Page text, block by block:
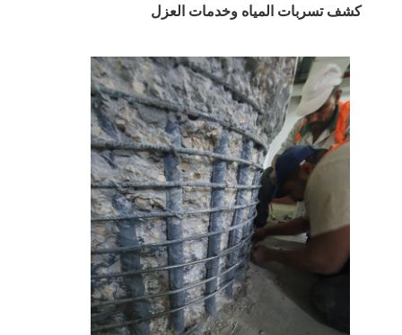
كشف تسربات المياه وخدمات العزل